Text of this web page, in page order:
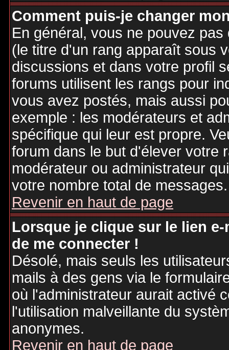
Comment puis-je changer
En général, vous ne pouvez
(le titre d'un rang apparaît sous
discussions et dans votre profil
forums utilisent les rangs pour
vous avez postés, mais aussi
exemple : les modérateurs et
spécifique qui leur est propre.
forum dans le but d'élever votre
modérateur ou administrateur
votre nombre total de messages.
Revenir en haut de page
Lorsque je clique sur le lien
de me connecter !
Désolé, mais seuls les
mails à des gens via le
où l'administrateur aurait activé
l'utilisation malveillante du
anonymes.
Revenir en haut de page